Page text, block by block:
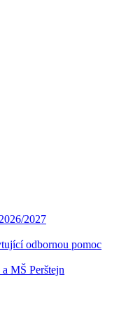
2027
odbornou pomoc
MŠ Perštejn